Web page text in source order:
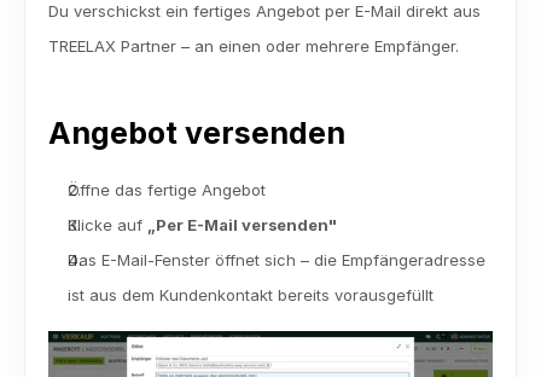
Du verschickst ein fertiges Angebot per E-Mail direkt aus
TREELAX Partner – an einen oder mehrere Empfänger.
Angebot versenden
Öffne das fertige Angebot
Klicke auf
„Per E-Mail versenden"
Das E-Mail-Fenster öffnet sich – die Empfängeradresse
ist aus dem Kundenkontakt bereits vorausgefüllt